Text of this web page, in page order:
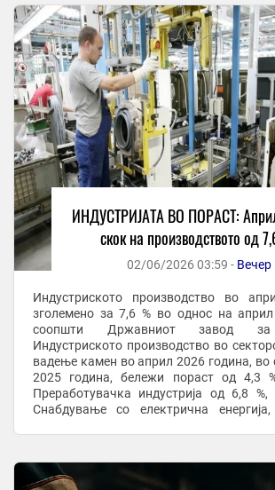
ИНДУСТРИЈАТА ВО ПОРАСТ:
скок на производството од
02/06/2026 03:59 - Вечер
Индустриското производство во
зголемено за 7,6 % во однос на
соопшти Државниот завод за
Индустриското производство во
вадење камен во април 2026 година, во
2025 година, бележи пораст од 4,3
Преработувачка индустрија од 6,8
Снабдување со електрична